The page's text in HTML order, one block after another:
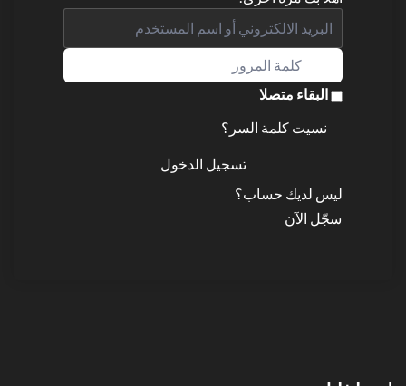
البقاء متصلا
نسيت كلمة السر؟
تسجيل الدخول
ليس لديك حساب؟
سجّل الآن